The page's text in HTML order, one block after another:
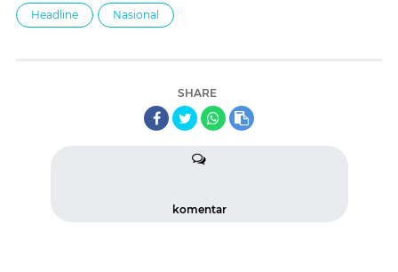
Headline Nasional
SHARE
komentar